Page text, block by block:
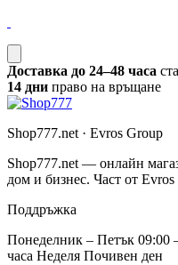
Доставка до 24–48 часа
14 дни право на връщане
Shop777.net · Evros Group
Shop777.net — онлайн
дом и бизнес. Част от Evros
Поддръжка
Понеделник – Петък 09:00
часа Неделя Почивен ден